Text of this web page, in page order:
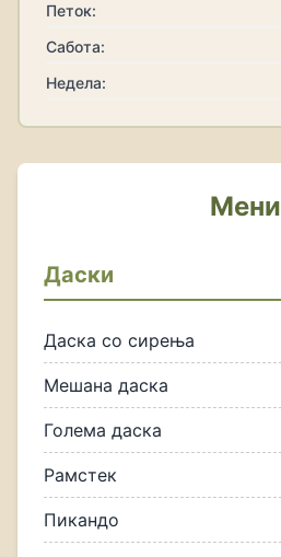
Петок:
Сабота:
Недела:
Мени
Даски
Даска со сирења
Мешана даска
Голема даска
Рамстек
Пикандо